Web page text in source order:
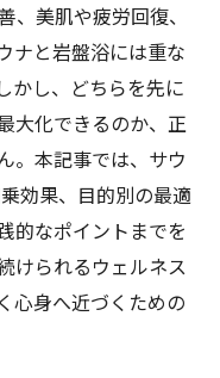
、美肌や疲労回復、
ナと岩盤浴には重な
かし、どちらを先に
大化できるのか、正
。本記事では、サウ
効果、目的別の最適
的なポイントまでを
けられるウェルネス
心身へ近づくための